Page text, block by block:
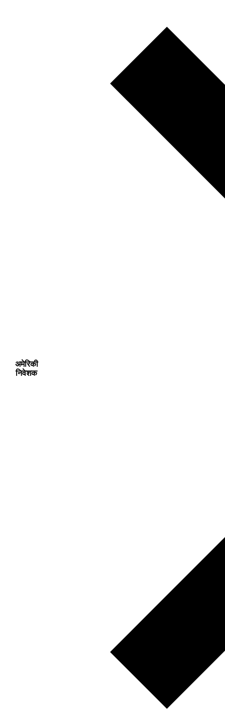
अमेरिकी
निवेशक